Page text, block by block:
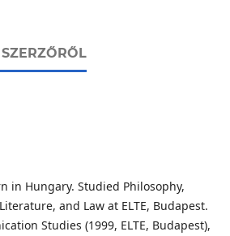
in Hungary. Studied Philosophy,
and Law at ELTE, Budapest.
Studies (1999, ELTE, Budapest),